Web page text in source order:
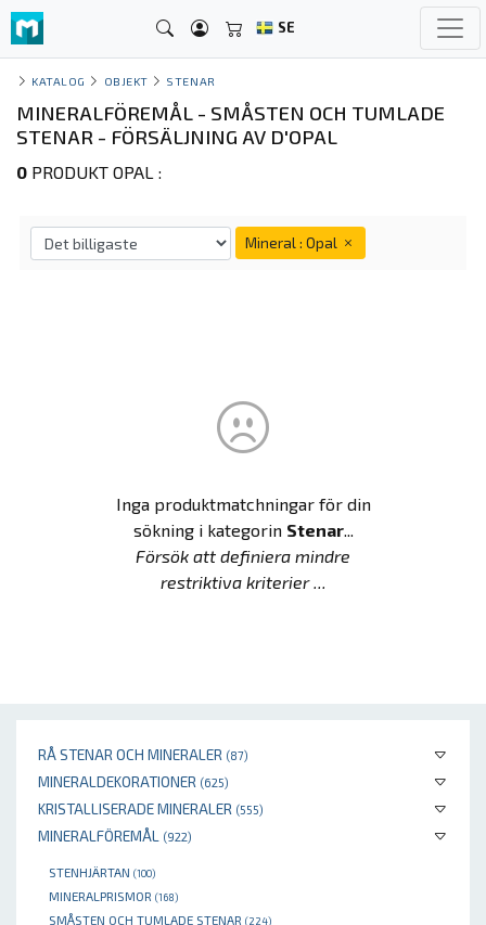
SE
RÅ STENAR OCH MINERALER (87)
MINERALDEKORATIONER (625)
KRISTALLISERADE MINERALER (555)
MINERALFÖREMÅL (922)
STENHJÄRTAN (100)
MINERALPRISMOR (168)
SMÅSTEN OCH TUMLADE STENAR (224)
KATALOG OBJEKT STENAR
MINERALFÖREMÅL - SMÅSTEN OCH TUMLADE
STENAR - FÖRSÄLJNING AV D'OPAL
0 PRODUKT OPAL :
Mineral : Opal
Inga produktmatchningar för din
sökning i kategorin Stenar...
Försök att definiera mindre
restriktiva kriterier ...